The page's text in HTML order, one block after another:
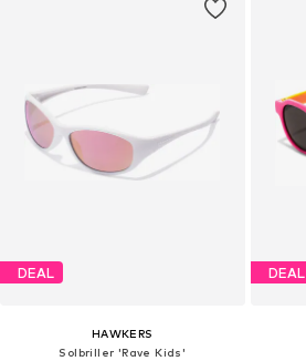
DEAL
HAWKERS
Solbriller 'Rave Kids'
DEAL